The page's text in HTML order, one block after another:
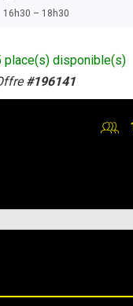
16h30 – 18h30
place(s) disponible(s)
#196141